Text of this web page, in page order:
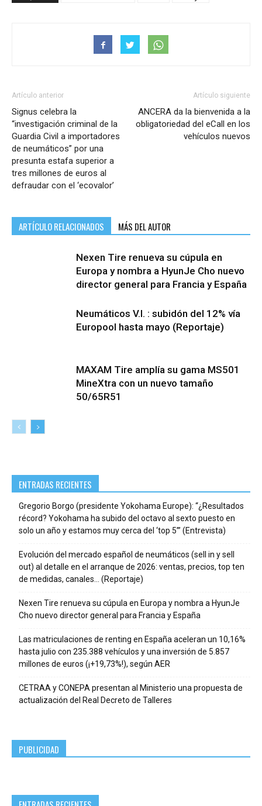
Artículo anterior
Signus celebra la
“investigación criminal de la
Guardia Civil a importadores
de neumáticos” por una
presunta estafa superior a
tres millones de euros al
defraudar con el ‘ecovalor’
Artículo siguiente
ANCERA da la bienvenida a la
obligatoriedad del eCall en los
vehículos nuevos
ARTÍCULO RELACIONADOS MÁS DEL AUTOR
Nexen Tire renueva su cúpula en
Europa y nombra a HyunJe Cho nuevo
director general para Francia y España
Neumáticos V.I. : subidón del 12% vía
Europool hasta mayo (Reportaje)
MAXAM Tire amplía su gama MS501
MineXtra con un nuevo tamaño
50/65R51
ENTRADAS RECIENTES
Gregorio Borgo (presidente Yokohama Europe): “¿Resultados
récord? Yokohama ha subido del octavo al sexto puesto en
solo un año y estamos muy cerca del ‘top 5’” (Entrevista)
Evolución del mercado español de neumáticos (sell in y sell
out) al detalle en el arranque de 2026: ventas, precios, top ten
de medidas, canales… (Reportaje)
Nexen Tire renueva su cúpula en Europa y nombra a HyunJe
Cho nuevo director general para Francia y España
Las matriculaciones de renting en España aceleran un 10,16%
hasta julio con 235.388 vehículos y una inversión de 5.857
millones de euros (¡+19,73%!), según AER
CETRAA y CONEPA presentan al Ministerio una propuesta de
actualización del Real Decreto de Talleres
PUBLICIDAD